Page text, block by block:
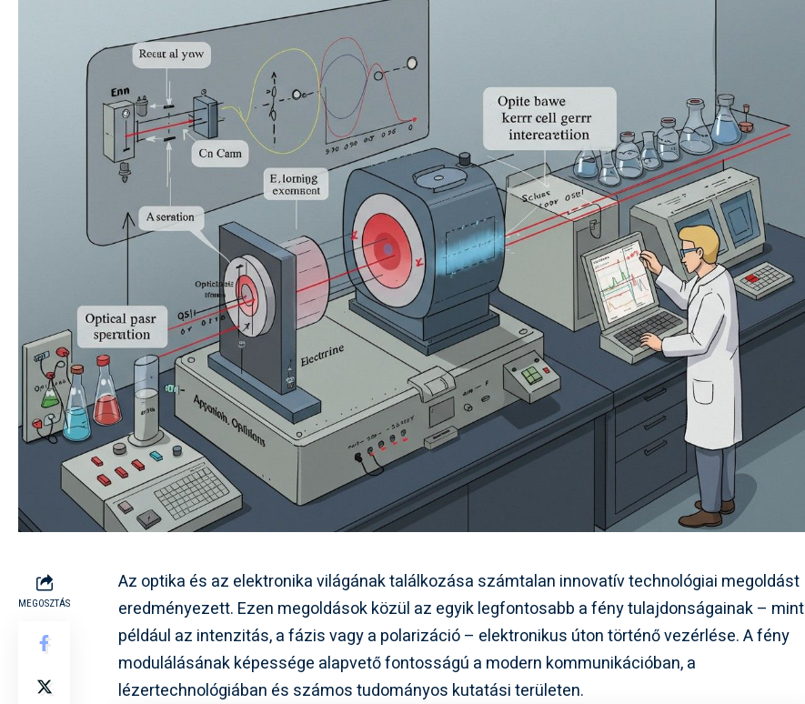
MEGOSZTÁS
Az optika és az elektronika világának találkozása számtalan innovatív technológiai megoldást
eredményezett. Ezen megoldások közül az egyik legfontosabb a fény tulajdonságainak – mint
például az intenzitás, a fázis vagy a polarizáció – elektronikus úton történő vezérlése. A fény
modulálásának képessége alapvető fontosságú a modern kommunikációban, a
lézertechnológiában és számos tudományos kutatási területen.